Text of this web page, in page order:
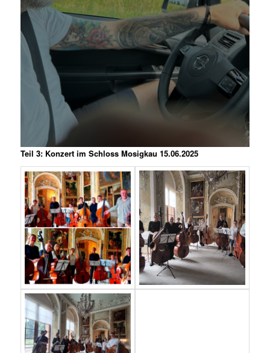
Teil 3: Konzert im Schloss Mosigkau 15.06.2025